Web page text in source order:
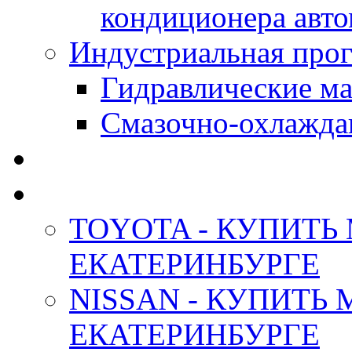
кондиционера
Индустриальная
Гидравлические
Смазочно-
TOYOTA -
ЕКАТЕРИНБУРГЕ
NISSAN -
ЕКАТЕРИНБУРГЕ